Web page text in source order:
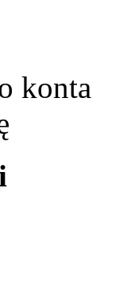
konta